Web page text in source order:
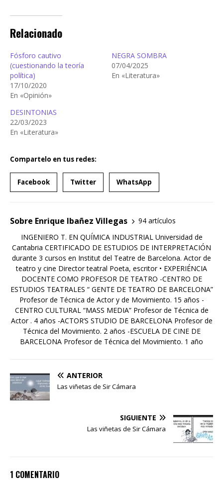
Relacionado
Fósforo cautivo
(cuestionando la teoría
política)
17/10/2020
En «Opinión»
NEGRA SOMBRA
07/04/2025
En «Literatura»
DESINTONIAS
22/03/2023
En «Literatura»
Compartelo en tus redes:
Facebook Twitter WhatsApp
Sobre Enrique Ibañez Villegas
94 artículos
INGENIERO T. EN QUÍMICA INDUSTRIAL Universidad de
Cantabria CERTIFICADO DE ESTUDIOS DE INTERPRETACIÓN
durante 3 cursos en Institut del Teatre de Barcelona. Actor de
teatro y cine Director teatral Poeta, escritor • EXPERIÉNCIA
DOCENTE COMO PROFESOR DE TEATRO -CENTRO DE
ESTUDIOS TEATRALES “ GENTE DE TEATRO DE BARCELONA”
Profesor de Técnica de Actor y de Movimiento. 15 años -
CENTRO CULTURAL “MASS MEDIA” Profesor de Técnica de
Actor . 4 años -ACTOR’S STUDIO DE BARCELONA Profesor de
Técnica del Movimiento. 2 años -ESCUELA DE CINE DE
BARCELONA Profesor de Técnica del Movimiento. 1 año
ANTERIOR
Las viñetas de Sir Cámara
SIGUIENTE
Las viñetas de Sir Cámara
1 COMENTARIO